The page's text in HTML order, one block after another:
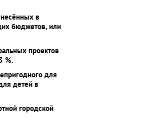
в
бюджетов, или
проектов
%.
для
детей в
городской